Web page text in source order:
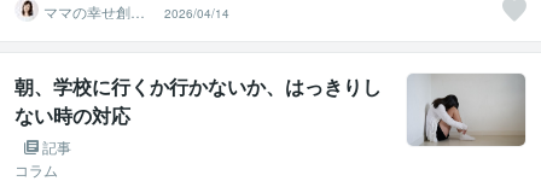
ママの幸せ創造
マスター ASU
KA
2026/04/14
朝、学校に行くか行かないか、はっきりし
ない時の対応
記事
コラム